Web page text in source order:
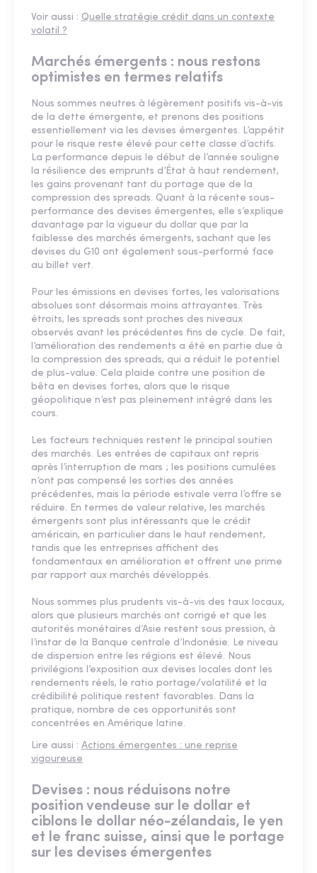
Voir aussi : Quelle stratégie crédit dans un contexte
volatil ?
Marchés émergents : nous restons
optimistes en termes relatifs
Nous sommes neutres à légèrement positifs vis-à-vis
de la dette émergente, et prenons des positions
essentiellement via les devises émergentes. L’appétit
pour le risque reste élevé pour cette classe d’actifs.
La performance depuis le début de l’année souligne
la résilience des emprunts d’État à haut rendement,
les gains provenant tant du portage que de la
compression des spreads. Quant à la récente sous-
performance des devises émergentes, elle s’explique
davantage par la vigueur du dollar que par la
faiblesse des marchés émergents, sachant que les
devises du G10 ont également sous-performé face
au billet vert.
Pour les émissions en devises fortes, les valorisations
absolues sont désormais moins attrayantes. Très
étroits, les spreads sont proches des niveaux
observés avant les précédentes fins de cycle. De fait,
l’amélioration des rendements a été en partie due à
la compression des spreads, qui a réduit le potentiel
de plus-value. Cela plaide contre une position de
bêta en devises fortes, alors que le risque
géopolitique n’est pas pleinement intégré dans les
cours.
Les facteurs techniques restent le principal soutien
des marchés. Les entrées de capitaux ont repris
après l’interruption de mars ; les positions cumulées
n’ont pas compensé les sorties des années
précédentes, mais la période estivale verra l’offre se
réduire. En termes de valeur relative, les marchés
émergents sont plus intéressants que le crédit
américain, en particulier dans le haut rendement,
tandis que les entreprises affichent des
fondamentaux en amélioration et offrent une prime
par rapport aux marchés développés.
Nous sommes plus prudents vis-à-vis des taux locaux,
alors que plusieurs marchés ont corrigé et que les
autorités monétaires d’Asie restent sous pression, à
l’instar de la Banque centrale d’Indonésie. Le niveau
de dispersion entre les régions est élevé. Nous
privilégions l’exposition aux devises locales dont les
rendements réels, le ratio portage/volatilité et la
crédibilité politique restent favorables. Dans la
pratique, nombre de ces opportunités sont
concentrées en Amérique latine.
Lire aussi : Actions émergentes : une reprise
vigoureuse
Devises : nous réduisons notre
position vendeuse sur le dollar et
ciblons le dollar néo-zélandais, le yen
et le franc suisse, ainsi que le portage
sur les devises émergentes